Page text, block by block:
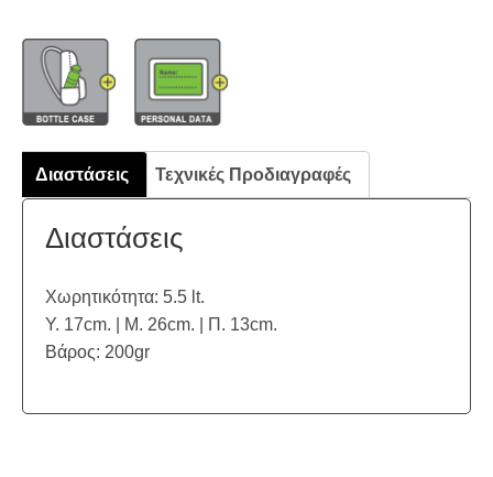
Διαστάσεις Τεχνικές Προδιαγραφές
Διαστάσεις
Χωρητικότητα: 5.5 lt.
Υ. 17cm. | Μ. 26cm. | Π. 13cm.
Βάρος: 200gr